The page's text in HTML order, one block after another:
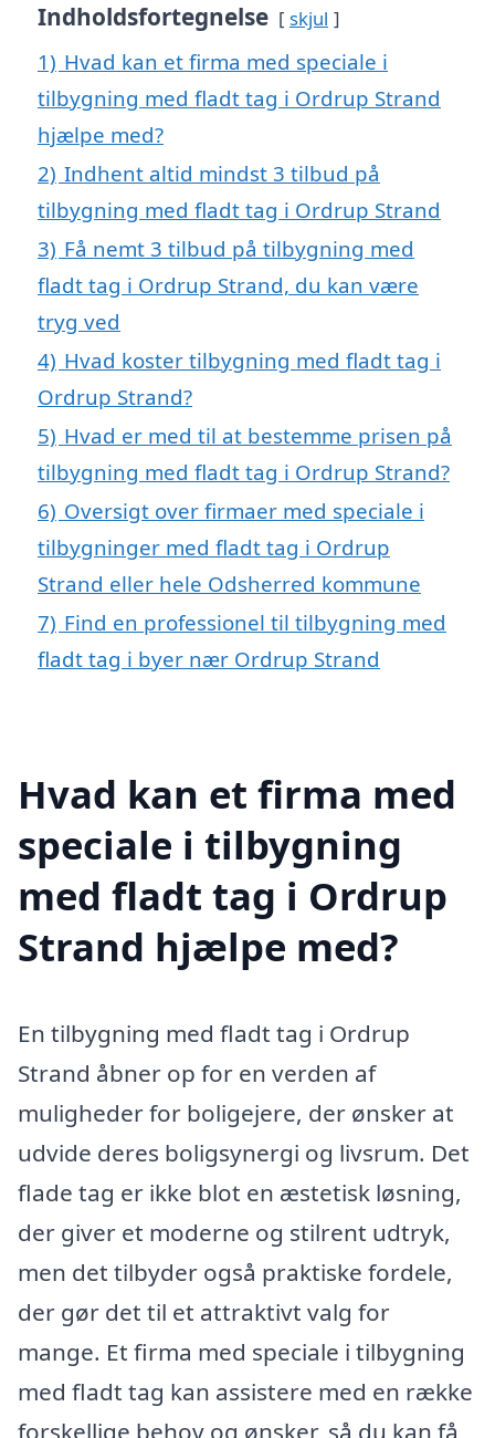
Indholdsfortegnelse skjul
1) Hvad kan et firma med speciale i
tilbygning med fladt tag i Ordrup Strand
hjælpe med?
2) Indhent altid mindst 3 tilbud på
tilbygning med fladt tag i Ordrup Strand
3) Få nemt 3 tilbud på tilbygning med
fladt tag i Ordrup Strand, du kan være
tryg ved
4) Hvad koster tilbygning med fladt tag i
Ordrup Strand?
5) Hvad er med til at bestemme prisen på
tilbygning med fladt tag i Ordrup Strand?
6) Oversigt over firmaer med speciale i
tilbygninger med fladt tag i Ordrup
Strand eller hele Odsherred kommune
7) Find en professionel til tilbygning med
fladt tag i byer nær Ordrup Strand
Hvad kan et firma med
speciale i tilbygning
med fladt tag i Ordrup
Strand hjælpe med?
En tilbygning med fladt tag i Ordrup
Strand åbner op for en verden af
muligheder for boligejere, der ønsker at
udvide deres boligsynergi og livsrum. Det
flade tag er ikke blot en æstetisk løsning,
der giver et moderne og stilrent udtryk,
men det tilbyder også praktiske fordele,
der gør det til et attraktivt valg for
mange. Et firma med speciale i tilbygning
med fladt tag kan assistere med en række
forskellige behov og ønsker, så du kan få